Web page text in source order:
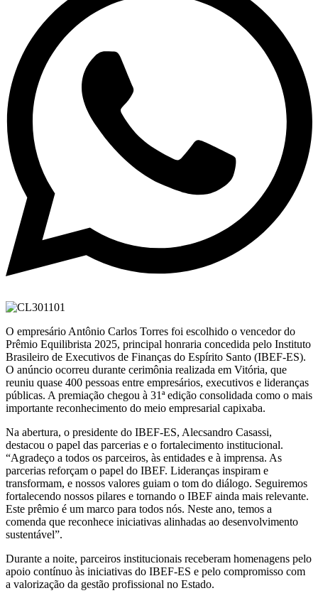
O empresário Antônio Carlos Torres foi escolhido o vencedor do
Prêmio Equilibrista 2025, principal honraria concedida pelo Instituto
Brasileiro de Executivos de Finanças do Espírito Santo (IBEF-ES).
O anúncio ocorreu durante cerimônia realizada em Vitória, que
reuniu quase 400 pessoas entre empresários, executivos e lideranças
públicas. A premiação chegou à 31ª edição consolidada como o mais
importante reconhecimento do meio empresarial capixaba.
Na abertura, o presidente do IBEF-ES, Alecsandro Casassi,
destacou o papel das parcerias e o fortalecimento institucional.
“Agradeço a todos os parceiros, às entidades e à imprensa. As
parcerias reforçam o papel do IBEF. Lideranças inspiram e
transformam, e nossos valores guiam o tom do diálogo. Seguiremos
fortalecendo nossos pilares e tornando o IBEF ainda mais relevante.
Este prêmio é um marco para todos nós. Neste ano, temos a
comenda que reconhece iniciativas alinhadas ao desenvolvimento
sustentável”.
Durante a noite, parceiros institucionais receberam homenagens pelo
apoio contínuo às iniciativas do IBEF-ES e pelo compromisso com
a valorização da gestão profissional no Estado.